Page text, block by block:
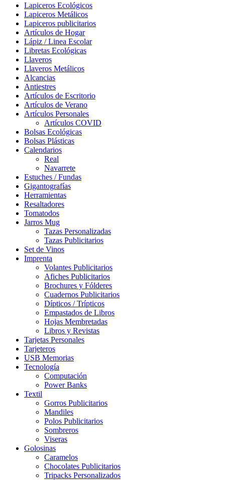
Lapiceros Ecológicos
Lapiceros Metálicos
Lapiceros publicitarios
Artículos de Hogar
Lápiz / Linea Escolar
Libretas Ecológicas
Llaveros
Llaveros Metálicos
Alcancias
Antiestres
Artículos de Escritorio
Artículos de Verano
Artículos Personales
Artículos COVID
Bolsas Ecológicas
Bolsas Plásticas
Calendarios
Real
Navarrete
Estuches / Fundas
Gigantografías
Herramientas
Resaltadores
Tomatodos
Jarros Mug
Tazas Personalizadas
Tazas Publicitarios
Set de Vinos
Imprenta
Volantes Publicitarios
Afiches Publicitarios
Brochures y Fólderes
Cuadernos Publicitarios
Dípticos / Trípticos
Empastados de Libros
Hojas Membretadas
Libros y Revistas
Tarjetas Personales
Tarjeteros
USB Memorias
Tecnología
Computación
Power Banks
Textil
Gorros Publicitarios
Mandiles
Polos Publicitarios
Sombreros
Viseras
Golosinas
Caramelos
Chocolates Publicitarios
Tripacks Personalizados